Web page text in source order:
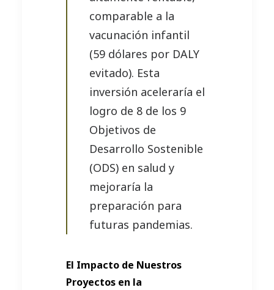
comparable a la
vacunación infantil
(59 dólares por DALY
evitado). Esta
inversión aceleraría el
logro de 8 de los 9
Objetivos de
Desarrollo Sostenible
(ODS) en salud y
mejoraría la
preparación para
futuras pandemias.
El Impacto de Nuestros
Proyectos en la